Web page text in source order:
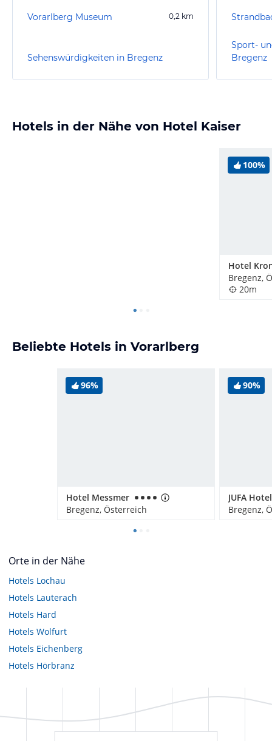
Vorarlberg Museum 0,2 km
Sehenswürdigkeiten in Bregenz
Sport-
Bregenz
Hotels in der Nähe von Hotel Kaiser
100%
Hotel
Bregenz,
20m
Beliebte Hotels in Vorarlberg
96%
Hotel Messmer
Bregenz, Österreich
90%
JUFA
Bregenz,
Orte in der Nähe
Hotels Lochau
Hotels Lauterach
Hotels Hard
Hotels Wolfurt
Hotels Eichenberg
Hotels Hörbranz